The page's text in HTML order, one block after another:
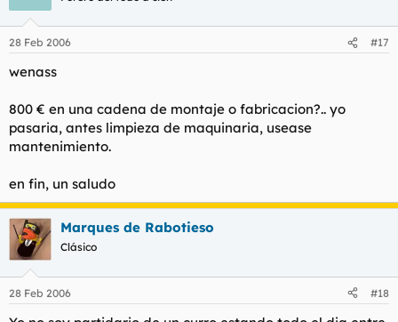
28 Feb 2006 #17
wenass
800 € en una cadena de montaje o fabricacion?.. yo
pasaria, antes limpieza de maquinaria, usease
mantenimiento.
en fin, un saludo
Marques de Rabotieso
Clásico
28 Feb 2006 #18